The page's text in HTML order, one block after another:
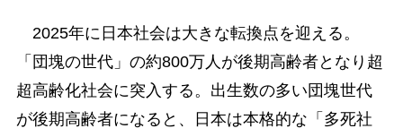
2025年に日本社会は大きな転換点を迎える。
「団塊の世代」の約800万人が後期高齢者となり超
超高齢化社会に突入する。出生数の多い団塊世代
が後期高齢者になると、日本は本格的な「多死社